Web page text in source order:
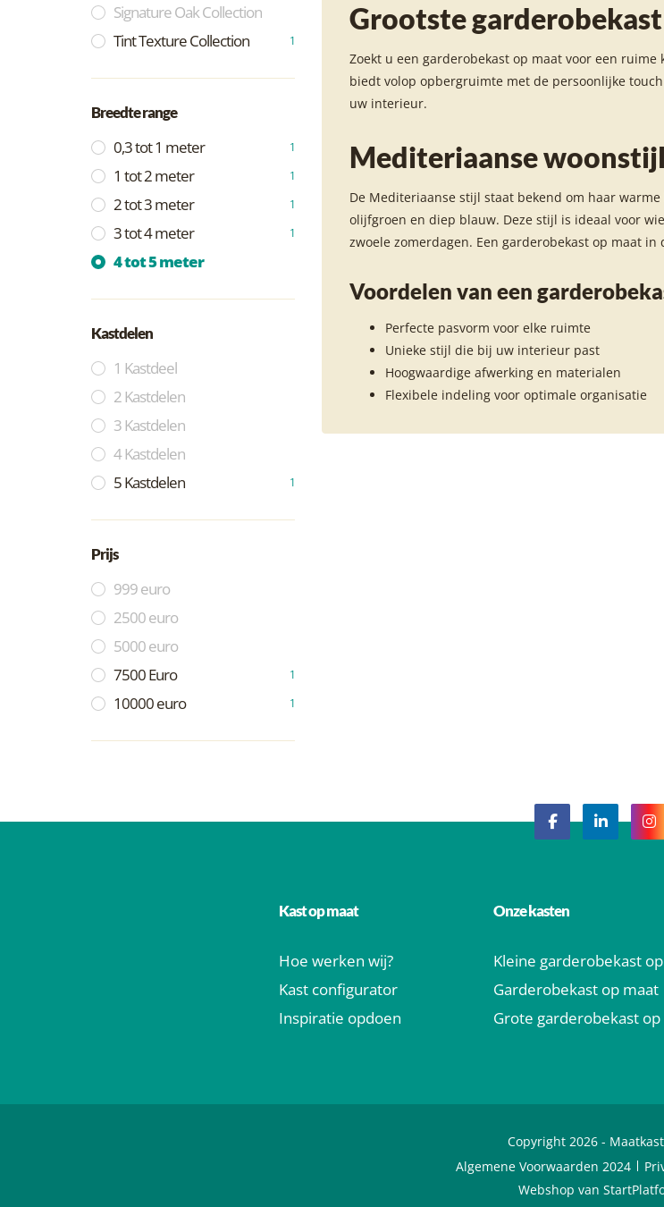
Signature Oak Collection
Tint Texture Collection
1
Breedte range
0,3 tot 1 meter 1
1 tot 2 meter 1
2 tot 3 meter 1
3 tot 4 meter 1
4 tot 5 meter
Kastdelen
1 Kastdeel
2 Kastdelen
3 Kastdelen
4 Kastdelen
5 Kastdelen
1
Prijs
999 euro
2500 euro
5000 euro
7500 Euro
1
10000 euro 1
Grootste
Zoekt u een garderobekast op maat voor een
biedt volop opbergruimte met de persoonlijke
uw interieur.
Mediteriaanse
De Mediteriaanse stijl staat bekend om haar
olijfgroen en diep blauw. Deze stijl is ideaal voor
zwoele zomerdagen. Een garderobekast op maat
Voordelen van een
Perfecte pasvorm voor elke ruimte
Unieke stijl die bij uw interieur past
Hoogwaardige afwerking en materialen
Flexibele indeling voor optimale organisatie
Kast op maat
Hoe werken wij?
Kast configurator
Inspiratie opdoen
Onze kasten
Kleine garderobekast
Garderobekast op maat
Grote garderobekast
Copyright 2026 -
Algemene Voorwaarden 2024
Webshop van